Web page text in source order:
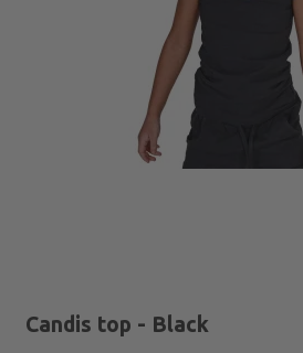
Candis top - Black